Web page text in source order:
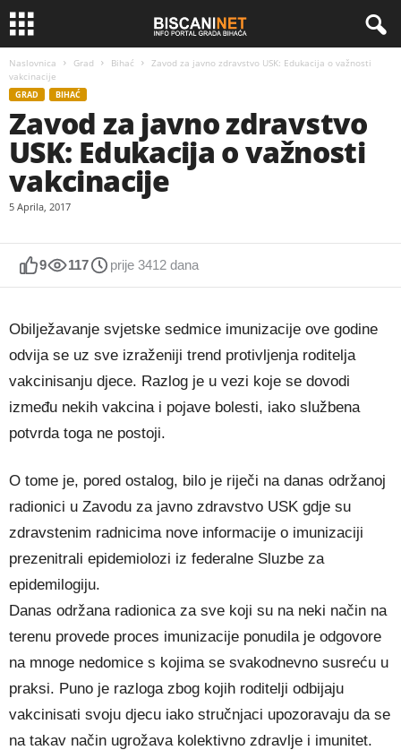
Naslovnica Grad Bihać
Zavod za javno zdravstvo USK: Edukacija o važnosti
vakcinacije
GRAD BIHAĆ
Zavod za javno zdravstvo
USK: Edukacija o važnosti
vakcinacije
5 Aprila, 2017
9 117 prije 3412 dana
Obilježavanje svjetske sedmice imunizacije ove godine
odvija se uz sve izraženiji trend protivljenja roditelja
vakcinisanju djece. Razlog je u vezi koje se dovodi
između nekih vakcina i pojave bolesti, iako službena
potvrda toga ne postoji.
O tome je, pored ostalog, bilo je riječi na danas održanoj
radionici u Zavodu za javno zdravstvo USK gdje su
zdravstenim radnicima nove informacije o imunizaciji
prezenitrali epidemiolozi iz federalne Sluzbe za
epidemilogiju.
Danas održana radionica za sve koji su na neki način na
terenu provede proces imunizacije ponudila je odgovore
na mnoge nedomice s kojima se svakodnevno susreću u
praksi. Puno je razloga zbog kojih roditelji odbijaju
vakcinisati svoju djecu iako stručnjaci upozoravaju da se
na takav način ugrožava kolektivno zdravlje i imunitet.